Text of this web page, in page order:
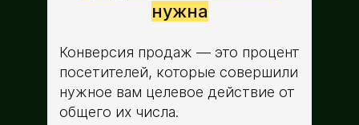
нужна
Конверсия продаж — это процент
посетителей, которые совершили
нужное вам целевое действие от
общего их числа.